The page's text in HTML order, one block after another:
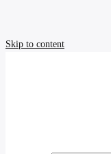
Skip to content